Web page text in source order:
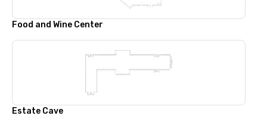
Food and Wine Center
Estate Cave